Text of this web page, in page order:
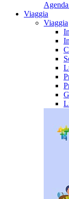
Viaggia
Viaggia